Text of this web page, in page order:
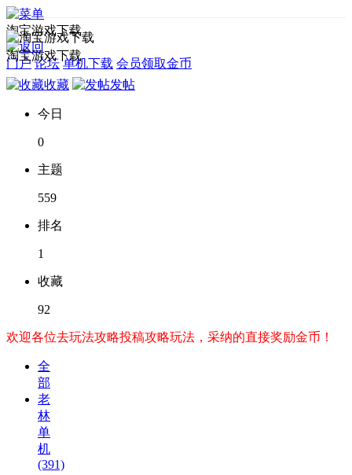
淘宝游戏下载
门户 论坛 单机下载 会员领取金币
淘宝游戏下载
收藏 发帖
今日
0
主题
559
排名
1
收藏
92
欢迎各位去玩法攻略投稿攻略玩法，采纳的直接奖励金币！
全
部
老
林
单
机
(391)